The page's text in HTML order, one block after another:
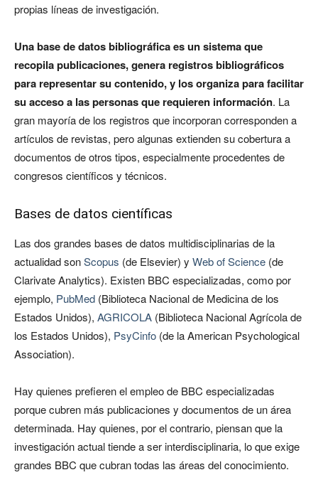
propias líneas de investigación.
Una base de datos bibliográfica es un sistema que
recopila publicaciones, genera registros bibliográficos
para representar su contenido, y los organiza para facilitar
su acceso a las personas que requieren información. La
gran mayoría de los registros que incorporan corresponden a
artículos de revistas, pero algunas extienden su cobertura a
documentos de otros tipos, especialmente procedentes de
congresos científicos y técnicos.
Bases de datos científicas
Las dos grandes bases de datos multidisciplinarias de la
actualidad sonScopus (de Elsevier) y Web of Science (de
Clarivate Analytics). Existen BBC especializadas, como por
ejemplo, PubMed (Biblioteca Nacional de Medicina de los
Estados Unidos), AGRICOLA (Biblioteca Nacional Agrícola de
los Estados Unidos), PsyCinfo (de la American Psychological
Association).
Hay quienes prefieren el empleo de BBC especializadas
porque cubren más publicaciones y documentos de un área
determinada. Hay quienes, por el contrario, piensan que la
investigación actual tiende a ser interdisciplinaria, lo que exige
grandes BBC que cubran todas las áreas del conocimiento.